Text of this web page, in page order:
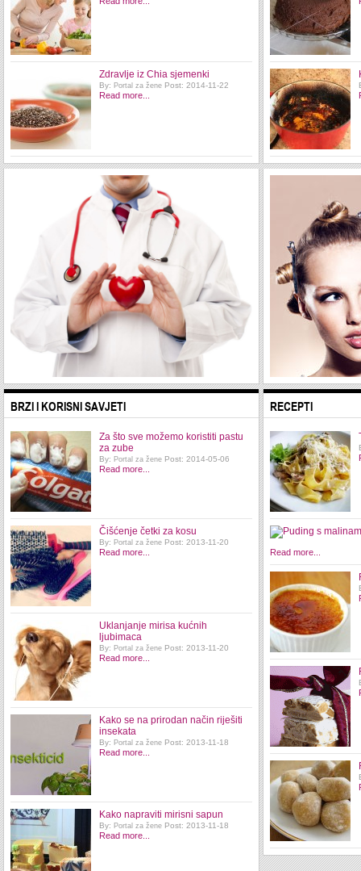
Zdravlje iz Chia sjemenki
By: Portal za žene Post: 2014-11-22
Read more...
BRZI I KORISNI SAVJETI
Za što sve možemo koristiti pastu
za zube
By: Portal za žene Post: 2014-05-06
Read more...
Čišćenje četki za kosu
By: Portal za žene Post: 2013-11-20
Read more...
Uklanjanje mirisa kućnih
ljubimaca
By: Portal za žene Post: 2013-11-20
Read more...
Kako se na prirodan način riješiti
insekata
By: Portal za žene Post: 2013-11-18
Read more...
Kako napraviti mirisni sapun
By: Portal za žene Post: 2013-11-18
Read more...
RECEPTI
Read more...